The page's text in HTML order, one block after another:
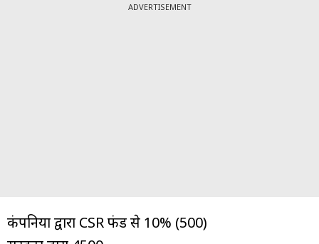
ADVERTISEMENT
कंपनियों द्वारा CSR फंड से 10% (₹500)